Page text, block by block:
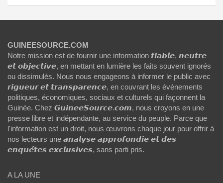
GUINEESOURCE.COM
Notre mission est de fournir une information 𝙛𝙞𝙖𝙗𝙡𝙚, 𝙣𝙚𝙪𝙩𝙧𝙚
𝙚𝙩 𝙤𝙗𝙟𝙚𝙘𝙩𝙞𝙫𝙚, en mettant en lumière les faits souvent ignorés
ou dissimulés. Nous nous engageons à informer le public avec
𝙧𝙞𝙜𝙪𝙚𝙪𝙧 𝙚𝙩 𝙩𝙧𝙖𝙣𝙨𝙥𝙖𝙧𝙚𝙣𝙘𝙚, en couvrant les événements
politiques, économiques, sociaux et culturels qui façonnent la
Guinée. Chez 𝙂𝙪𝙞𝙣𝙚𝙚𝙎𝙤𝙪𝙧𝙘𝙚.𝙘𝙤𝙢, nous croyons en une
presse libre et indépendante, au service du peuple. Parce que
l'information est un droit, nous œuvrons chaque jour pour offrir à
nos lecteurs une 𝙖𝙣𝙖𝙡𝙮𝙨𝙚 𝙖𝙥𝙥𝙧𝙤𝙛𝙤𝙣𝙙𝙞𝙚 𝙚𝙩 𝙙𝙚𝙨
𝙚𝙣𝙦𝙪𝙚̂𝙩𝙚𝙨 𝙚𝙭𝙘𝙡𝙪𝙨𝙞𝙫𝙚𝙨, sans parti pris.
A LA UNE